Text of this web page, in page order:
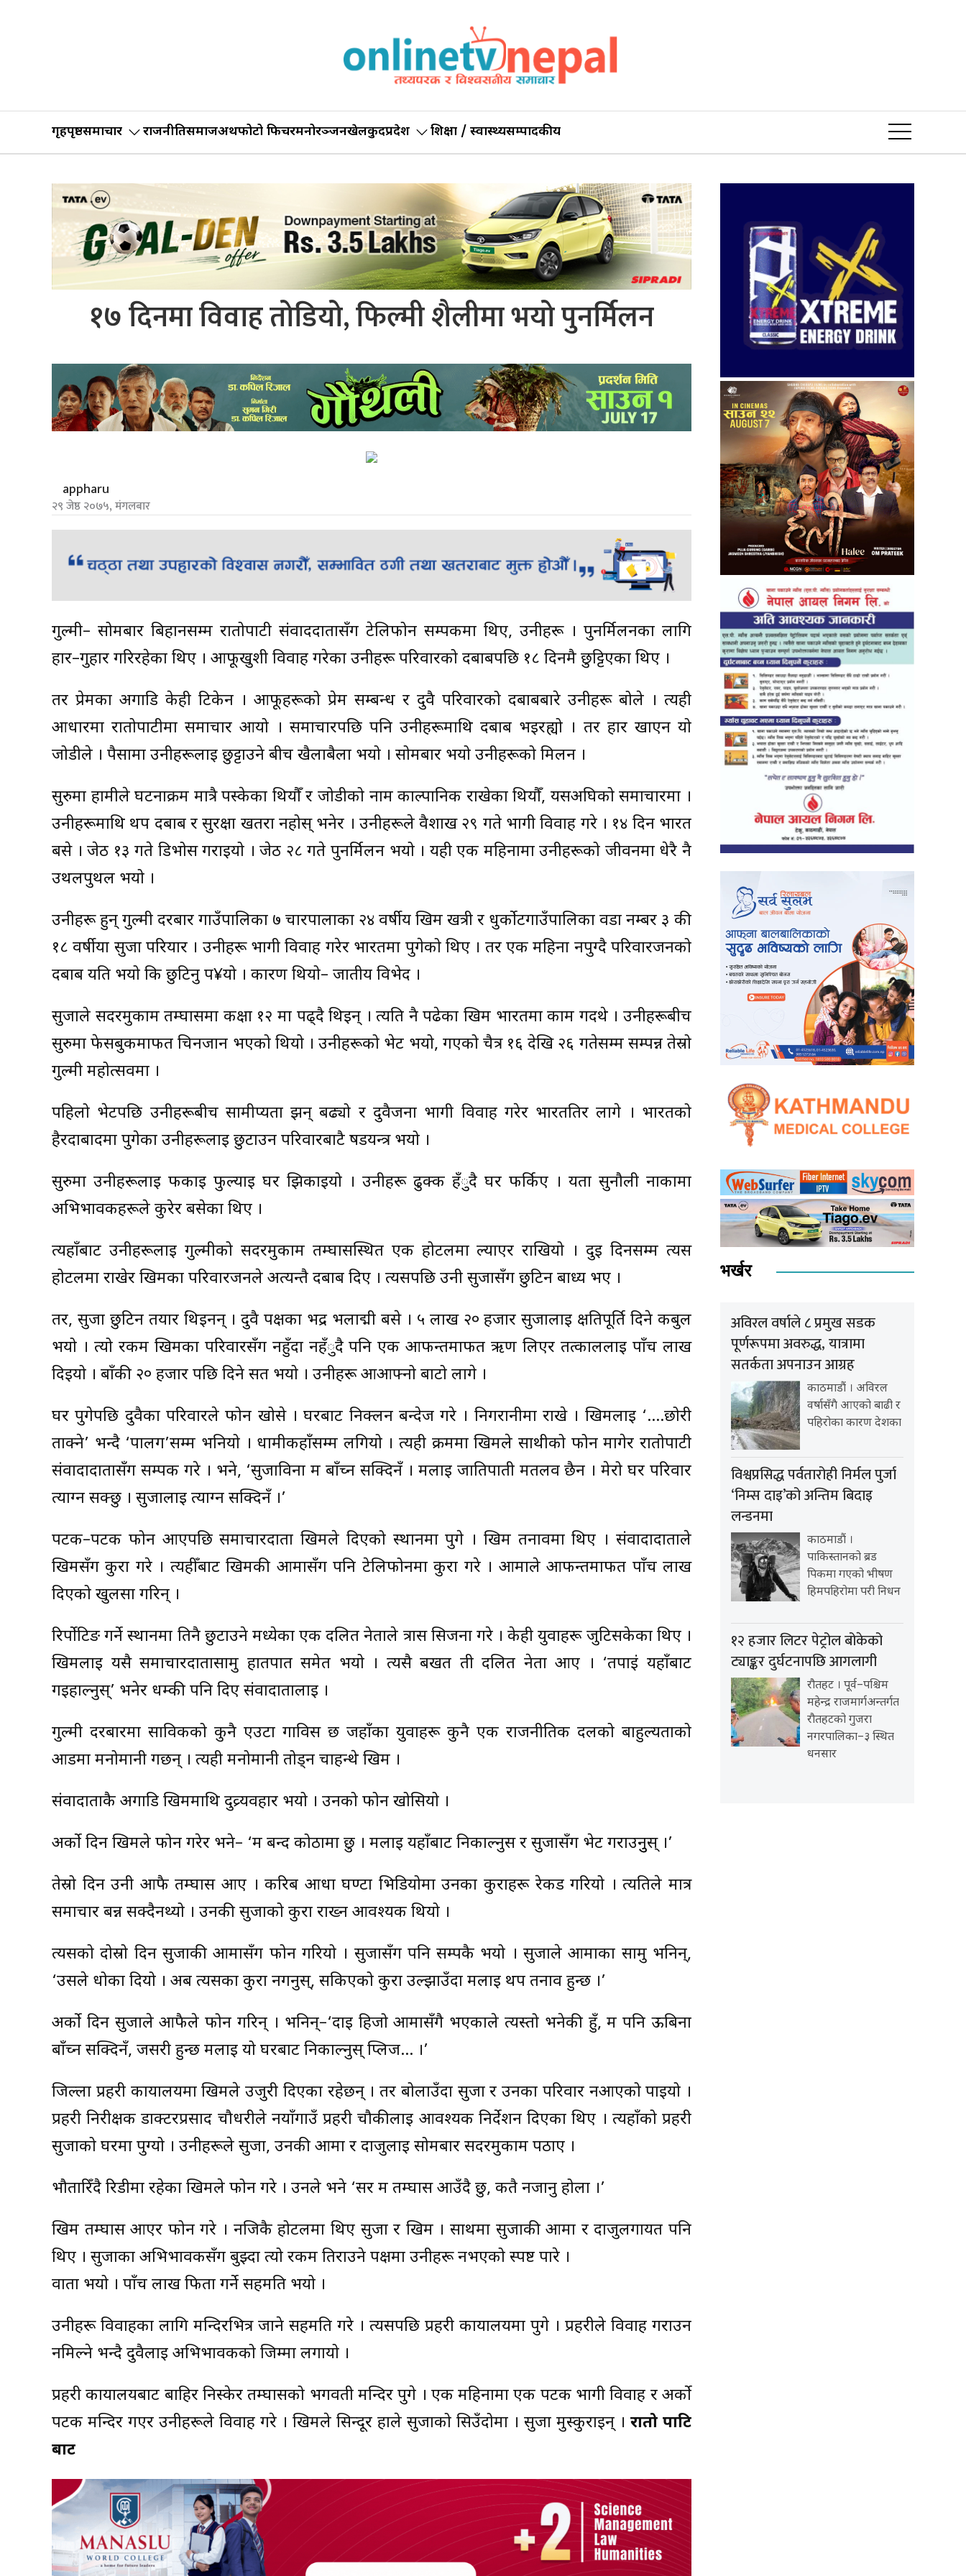
गृहपृष्ठसमाचार राजनीतिसमाजअर्थफोटो फिचरमनोरञ्जनखेलकुदप्रदेश शिक्षा / स्वास्थ्यसम्पादकीय
१७ दिनमा विवाह तोडियो, फिल्मी शैलीमा भयो पुनर्मिलन
appharu
२९ जेष्ठ २०७५, मंगलबार
गुल्मी– सोमबार बिहानसम्म रातोपाटी संवाददातासँग टेलिफोन सम्पर्कमा थिए, उनीहरू । पुनर्मिलनका लागि
हार–गुहार गरिरहेका थिए । आफूखुशी विवाह गरेका उनीहरू परिवारको दबाबपछि १८ दिनमै छुट्टिएका थिए ।
तर प्रेमका अगाडि केही टिकेन । आफूहरूको प्रेम सम्बन्ध र दुवै परिवारको दबाबबारे उनीहरू बोले । त्यही
आधारमा रातोपाटीमा समाचार आयो । समाचारपछि पनि उनीहरूमाथि दबाब भइरह्यो । तर हार खाएन यो
जोडीले । पैसामा उनीहरूलाई छुट्टाउने बीच खैलाबैला भयो । सोमबार भयो उनीहरूको मिलन ।
सुरुमा हामीले घटनाक्रम मात्रै पस्केका थियौँ र जोडीको नाम काल्पानिक राखेका थियौँ, यसअघिको समाचारमा ।
उनीहरूमाथि थप दबाब र सुरक्षा खतरा नहोस् भनेर । उनीहरूले वैशाख २९ गते भागी विवाह गरे । १४ दिन भारत
बसे । जेठ १३ गते डिभोर्स गराइयो । जेठ २८ गते पुनर्मिलन भयो । यही एक महिनामा उनीहरूको जीवनमा धेरै नै
उथलपुथल भयो ।
उनीहरू हुन् गुल्मी दरबार गाउँपालिका ७ चारपालाका २४ वर्षीय खिम खत्री र धुर्कोटगाउँपालिका वडा नम्बर ३ की
१८ वर्षीया सुर्जा परियार । उनीहरू भागी विवाह गरेर भारतमा पुगेको थिए । तर एक महिना नपुग्दै परिवारजनको
दबाब यति भयो कि छुटिनु प¥यो । कारण थियो– जातीय विभेद ।
सुर्जाले सदरमुकाम तम्घासमा कक्षा १२ मा पढ्दै थिइन् । त्यति नै पढेका खिम भारतमा काम गर्दथे । उनीहरूबीच
सुरुमा फेसबुकमार्फत चिनजान भएको थियो । उनीहरूको भेट भयो, गएको चैत्र १६ देखि २६ गतेसम्म सम्पन्न तेस्रो
गुल्मी महोत्सवमा ।
पहिलो भेटपछि उनीहरूबीच सामीप्यता झन् बढ्यो र दुवैजना भागी विवाह गरेर भारततिर लागे । भारतको
हैरदाबादमा पुगेका उनीहरूलाई छुटाउन परिवारबाटै षडयन्त्र भयो ।
सुरुमा उनीहरूलाई फकाई फुल्याई घर झिकाइयो । उनीहरू ढुक्क हँुदै घर फर्किए । यता सुनौली नाकामा
अभिभावकहरूले कुरेर बसेका थिए ।
त्यहाँबाट उनीहरूलाई गुल्मीको सदरमुकाम तम्घासस्थित एक होटलमा ल्याएर राखियो । दुई दिनसम्म त्यस
होटलमा राखेर खिमका परिवारजनले अत्यन्तै दबाब दिए । त्यसपछि उनी सुर्जासँग छुटिन बाध्य भए ।
तर, सुर्जा छुटिन तयार थिइनन् । दुवै पक्षका भद्र भलाद्मी बसे । ५ लाख २० हजार सुर्जालाई क्षतिपूर्ति दिने कबुल
भयो । त्यो रकम खिमका परिवारसँग नहुँदा नहँुदै पनि एक आफन्तमार्फत ऋण लिएर तत्काललाई पाँच लाख
दिइयो । बाँकी २० हजार पछि दिने सर्त भयो । उनीहरू आआफ्नो बाटो लागे ।
घर पुगेपछि दुवैका परिवारले फोन खोसे । घरबाट निक्लन बन्देज गरे । निगरानीमा राखे । खिमलाई ‘….छोरी
ताक्ने’ भन्दै ‘पालग’सम्म भनियो । धामीकहाँसम्म लगियो । त्यही क्रममा खिमले साथीको फोन मागेर रातोपाटी
संवादादातासँग सम्पर्क गरे । भने, ‘सुर्जाविना म बाँच्न सक्दिनँ । मलाई जातिपाती मतलव छैन । मेरो घर परिवार
त्याग्न सक्छु । सुर्जालाई त्याग्न सक्दिनँ ।’
पटक–पटक फोन आएपछि समाचारदाता खिमले दिएको स्थानमा पुगे । खिम तनावमा थिए । संवादादाताले
खिमसँग कुरा गरे । त्यहीँबाट खिमकी आमासँग पनि टेलिफोनमा कुरा गरे । आमाले आफन्तमार्फत पाँच लाख
दिएको खुलसा गरिन् ।
रिर्पोटिङ गर्ने स्थानमा तिनै छुटाउने मध्येका एक दलित नेताले त्रास सिर्जना गरे । केही युवाहरू जुटिसकेका थिए ।
खिमलाई यसै समाचारदातासामु हातपात समेत भयो । त्यसै बखत ती दलित नेता आए । ‘तपाईं यहाँबाट
गइहाल्नुस्’ भनेर धम्की पनि दिए संवादातालाई ।
गुल्मी दरबारमा साविकको कुनै एउटा गाविस छ जहाँका युवाहरू कुनै एक राजनीतिक दलको बाहुल्यताको
आडमा मनोमानी गर्छन् । त्यही मनोमानी तोड्न चाहन्थे खिम ।
संवादाताकै अगाडि खिममाथि दुव्र्यवहार भयो । उनको फोन खोसियो ।
अर्को दिन खिमले फोन गरेर भने– ‘म बन्द कोठामा छु । मलाई यहाँबाट निकाल्नुस र सुर्जासँग भेट गराउनुुस् ।’
तेस्रो दिन उनी आफै तम्घास आए । करिब आधा घण्टा भिडियोमा उनका कुराहरू रेकर्ड गरियो । त्यतिले मात्र
समाचार बन्न सक्दैनथ्यो । उनकी सुर्जाको कुरा राख्न आवश्यक थियो ।
त्यसको दोस्रो दिन सुर्जाकी आमासँग फोन गरियो । सुर्जासँग पनि सम्पकै भयो । सुर्जाले आमाका सामु भनिन्,
‘उसले धोका दियो । अब त्यसका कुरा नगर्नुस्, सकिएको कुरा उल्झाउँदा मलाई थप तनाव हुन्छ ।’
अर्को दिन सुर्जाले आफैले फोन गरिन् । भनिन्–‘दाइ हिजो आमासँगै भएकाले त्यस्तो भनेकी हुँ, म पनि ऊबिना
बाँच्न सक्दिनँ, जसरी हुन्छ मलाई यो घरबाट निकाल्नुस् प्लिज… ।’
जिल्ला प्रहरी कार्यालयमा खिमले उजुरी दिएका रहेछन् । तर बोलाउँदा सुर्जा र उनका परिवार नआएको पाइयो ।
प्रहरी निरीक्षक डाक्टरप्रसाद चौधरीले नयाँगाउँ प्रहरी चौकीलाई आवश्यक निर्देशन दिएका थिए । त्यहाँको प्रहरी
सुर्जाको घरमा पुग्यो । उनीहरूले सुर्जा, उनकी आमा र दाजुलाई सोमबार सदरमुकाम पठाए ।
भौतारिँदै रिडीमा रहेका खिमले फोन गरे । उनले भने ‘सर म तम्घास आउँदै छु, कतै नजानु होला ।’
खिम तम्घास आएर फोन गरे । नजिकै होटलमा थिए सुर्जा र खिम । साथमा सुर्जाकी आमा र दाजुलगायत पनि
थिए । सुर्जाका अभिभावकसँग बुझ्दा त्यो रकम तिराउने पक्षमा उनीहरू नभएको स्पष्ट पारे ।
वार्ता भयो । पाँच लाख फिर्ता गर्ने सहमति भयो ।
उनीहरू विवाहका लागि मन्दिरभित्र जाने सहमति गरे । त्यसपछि प्रहरी कार्यालयमा पुगे । प्रहरीले विवाह गराउन
नमिल्ने भन्दै दुवैलाई अभिभावकको जिम्मा लगायो ।
प्रहरी कार्यालयबाट बाहिर निस्केर तम्घासको भगवती मन्दिर पुगे । एक महिनामा एक पटक भागी विवाह र अर्को
पटक मन्दिर गएर उनीहरूले विवाह गरे । खिमले सिन्दूर हाले सुर्जाको सिउँदोमा । सुर्जा मुस्कुराइन् । रातो पाटि
बाट
भर्खर
अविरल वर्षाले ८ प्रमुख सडक
पूर्णरूपमा अवरुद्ध, यात्रामा
सतर्कता अपनाउन आग्रह
काठमाडौं । अविरल
वर्षासँगै आएको बाढी र
पहिरोका कारण देशका
विश्वप्रसिद्ध पर्वतारोही निर्मल पुर्जा
‘निम्स दाइ’को अन्तिम बिदाइ
लन्डनमा
काठमाडौं ।
पाकिस्तानको ब्रड
पिकमा गएको भीषण
हिमपहिरोमा परी निधन
१२ हजार लिटर पेट्रोल बोकेको
ट्याङ्कर दुर्घटनापछि आगलागी
रौतहट । पूर्व–पश्चिम
महेन्द्र राजमार्गअन्तर्गत
रौतहटको गुजरा
नगरपालिका–३ स्थित
धनसार